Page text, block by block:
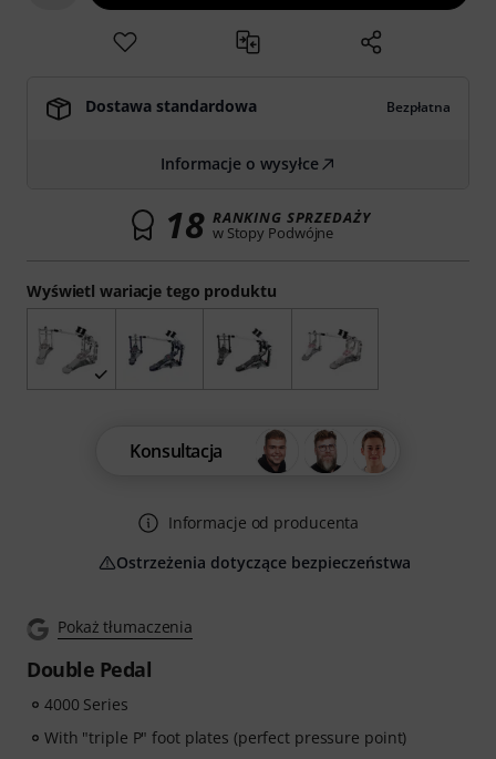
Pokaż tłumaczenia
Double Pedal
4000 Series
With "triple P" foot plates (perfect pressure point)
Wyświetl wariacje tego produktu
Dostawa standardowa Bezpłatna
Informacje o wysyłce
18 RANKING SPRZEDAŻY
w Stopy Podwójne
Konsultacja
Informacje od producenta
Ostrzeżenia dotyczące bezpieczeństwa